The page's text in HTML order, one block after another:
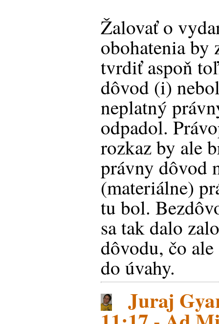
Žalovať o
obohatenia by
tvrdiť aspoň
dôvod (i)
neplatný
odpadol.
rozkaz by ale
právny dôvod
(materiálne)
tu bol.
sa tak dalo
dôvodu, čo
do úvahy.
Juraj